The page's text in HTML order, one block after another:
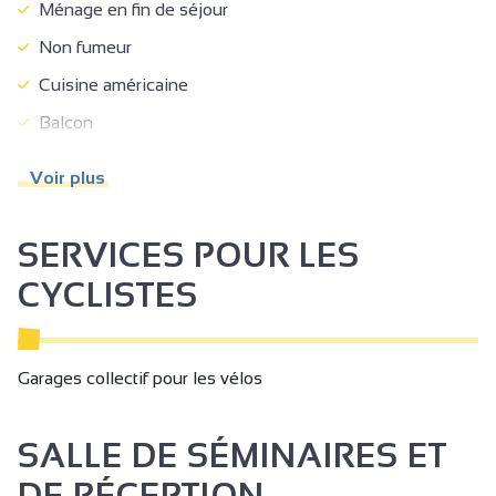
Ménage en fin de séjour
Non fumeur
Cuisine américaine
Balcon
Draps compris
Congélateur
Four
Hotte aspirante
Lave vaisselle
Voir plus
SERVICES POUR LES
CYCLISTES
Garages collectif pour les vélos
SALLE DE SÉMINAIRES ET